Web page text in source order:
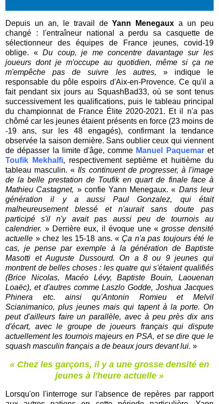
Depuis un an, le travail de Yann Menegaux a un peu
changé : l'entraîneur national a perdu sa casquette de
sélectionneur des équipes de France jeunes, covid-19
oblige. «Du coup, je me concentre davantage sur les
joueurs dont je m'occupe au quotidien, même si ça ne
m'empêche pas de suivre les autres, » indique le
responsable du pôle espoirs d'Aix-en-Provence. Ce qu'il a
fait pendant six jours au SquashBad33, où se sont tenus
successivement les qualifications, puis le tableau principal
du championnat de France Élite 2020-2021. Et il n'a pas
chômé car les jeunes étaient présents en force (23 moins de
-19 ans, sur les 48 engagés), confirmant la tendance
observée la saison dernière. Sans oublier ceux qui viennent
de dépasser la limite d'âge, comme Manuel Paquemar et
Toufik Mekhalfi, respectivement septième et huitième du
tableau masculin. «Ils continuent de progresser, à l'image
de la belle prestation de Toufik en quart de finale face à
Mathieu Castagnet, » confie Yann Menegaux. « Dans leur
génération il y a aussi Paul Gonzalez, qui était
malheureusement blessé et n'aurait sans doute pas
participé s'il n'y avait pas aussi peu de tournois au
calendrier. » Derrière eux, il évoque une «grosse densité
actuelle » chez les 15-18 ans. « Ça n'a pas toujours été le
cas, je pense par exemple à la génération de Baptiste
Masotti et Auguste Dussourd. On a 8 ou 9 jeunes qui
montrent de belles choses : les quatre qui s'étaient qualifiés
(Brice Nicolas, Macéo Lévy, Baptiste Bouin, Laouenan
Loaëc), et d'autres comme Laszlo Godde, Joshua Jacques
Phinera etc. ainsi qu'Antonin Romieu et Melvil
Scianimanico, plus jeunes mais qui tapent à la porte. On
peut d'ailleurs faire un parallèle, avec à peu près dix ans
d'écart, avec le groupe de joueurs français qui dispute
actuellement les tournois majeurs en PSA, et se dire que le
squash masculin français a de beaux jours devant lui. »
« Chez les garçons, il y a une grosse densité en
jeunes à l'heure actuelle »
Lorsqu'on l'interroge sur l'absence de repères par rapport